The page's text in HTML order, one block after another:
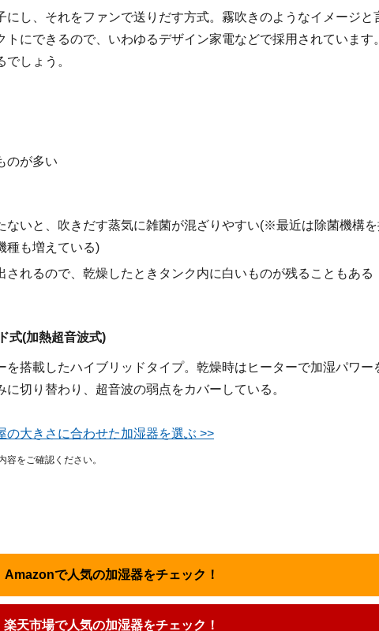
し、それをファンで送りだす方式。霧吹きのようなイメージと
トにできるので、いわゆるデザイン家電などで採用されています
しょう。
のが多い
ないと、吹きだす蒸気に雑菌が混ざりやすい(※最近は除菌機構
種も増えている)
されるので、乾燥したときタンク内に白いものが残ることもある
式(加熱超音波式)
を搭載したハイブリッドタイプ。乾燥時はヒーターで加湿パワー
切り替わり、超音波の弱点をカバーしている。
の大きさに合わせた加湿器を選ぶ >>
をご確認ください。
Amazonで人気の加湿器をチェック！
楽天市場で人気の加湿器をチェック！